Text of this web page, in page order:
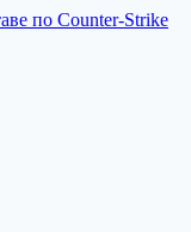
по Counter-Strike